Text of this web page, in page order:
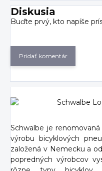
Diskusia
Buďte prvý, kto napíše
Pridať komentár
Schwalbe je
výrobu bicyklových
založená v Nemecku a
popredných výrobcov